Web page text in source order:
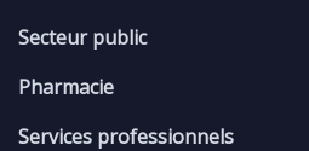
Secteur public
Pharmacie
Services professionnels